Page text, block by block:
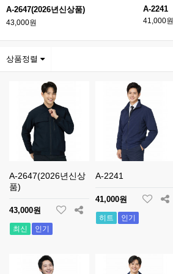
A-2647(2026년신상품)
43,000원
A-2241
41,000원
상품정렬
A-2647(2026년신상
품)
43,000원
최신 인기
A-2241
41,000원
히트 인기